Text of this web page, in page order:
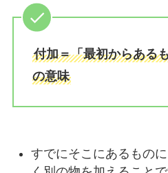
付加＝「最初からある
の意味
すでにそこにあるもの